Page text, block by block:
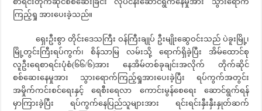
ကြည့်ရှု အားပေးခဲ့သည်။
ရှေးဦးစွာ တိုင်းဒေသကြီး ဝန်ကြီးချုပ် ဦးမျိုးဆွေဝင်းသည် ပဲခူးမြို့၊
မြို့တွင်းကြီးရပ်ကွက်၊ စိန်သာမြ လမ်းသို့ ရောက်ရှိခဲ့ပြီး အိမ်ထောင်စု
လူဦးရေစာရင်းပုံစံ(၆၆/၆)အား နေအိမ်တစ်ခုချင်းအလိုက် တိုက်ဆိုင်
စစ်ဆေးနေမှုအား သွားရောက်ကြည့်ရှုအားပေးခဲ့ပြီး ရပ်ကွက်အတွင်း
အမှိုက်ကင်းစင်ရေးနှင့် ရေစီးရေလာ ကောင်းမွန်စေရေး ဆောင်ရွက်ရန်
မှာကြားခဲ့ပြီး ရပ်ကွက်နေပြည်သူများအား ရင်းရင်းနှီးနှီးနှုတ်ဆက်